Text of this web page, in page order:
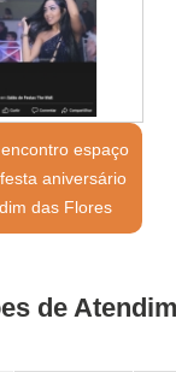
espaço
aniversário
das Flores
de